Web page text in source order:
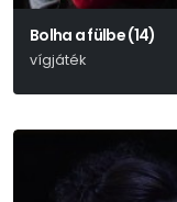
Bolha a fülbe (14)
vígjáték